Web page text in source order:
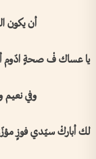
أن يكون
يا عساك فْ صحةٍ ادّوم
وفي نعيم وخير
لك أباركْ سيّدي فوزٍ